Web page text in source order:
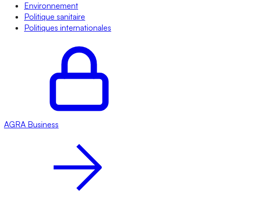
Environnement
Politique sanitaire
Politiques internationales
AGRA Business